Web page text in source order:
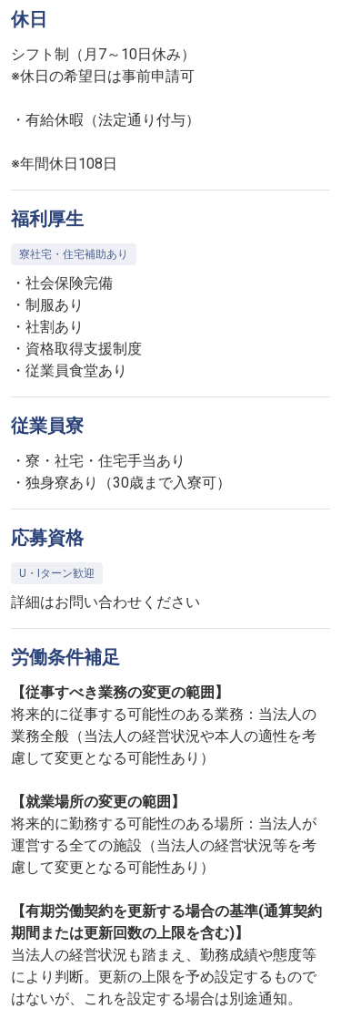
休日
シフト制（月7～10日休み）
※休日の希望日は事前申請可
・有給休暇（法定通り付与）
※年間休日108日
福利厚生
寮社宅・住宅補助あり
・社会保険完備
・制服あり
・社割あり
・資格取得支援制度
・従業員食堂あり
従業員寮
・寮・社宅・住宅手当あり
・独身寮あり（30歳まで入寮可）
応募資格
U・Iターン歓迎
詳細はお問い合わせください
労働条件補足
【従事すべき業務の変更の範囲】
将来的に従事する可能性のある業務：当法人の
業務全般（当法人の経営状況や本人の適性を考
慮して変更となる可能性あり）
【就業場所の変更の範囲】
将来的に勤務する可能性のある場所：当法人が
運営する全ての施設（当法人の経営状況等を考
慮して変更となる可能性あり）
【有期労働契約を更新する場合の基準(通算契約
期間または更新回数の上限を含む)】
当法人の経営状況も踏まえ、勤務成績や態度等
により判断。更新の上限を予め設定するもので
はないが、これを設定する場合は別途通知。